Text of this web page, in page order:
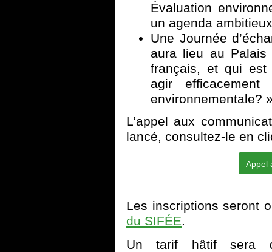
Évaluation
un agenda
Une Journée
aura lieu au Palais
français, et qui est
agir
environnementale?
L’appel aux
lancé, consultez-le en
Appel
Les inscriptions seront
du SIFÉE.
Un tarif hâtif sera